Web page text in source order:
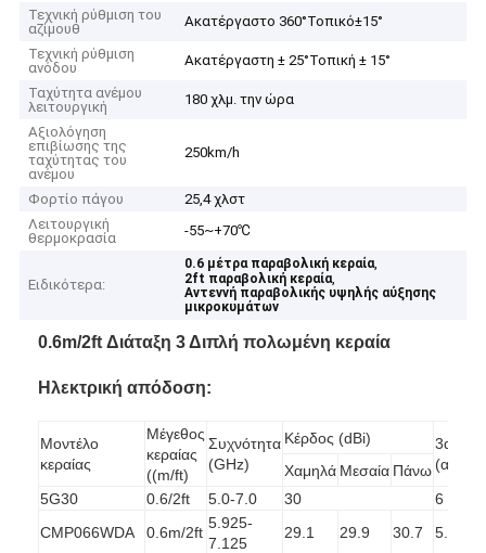
Τεχνική ρύθμιση του
αζίμουθ
Ακατέργαστο 360°Τοπικό±15°
Τεχνική ρύθμιση
ανόδου
Ακατέργαστη ± 25°Τοπική ± 15°
Ταχύτητα ανέμου
λειτουργική
180 χλμ. την ώρα
Αξιολόγηση
επιβίωσης της
ταχύτητας του
ανέμου
250km/h
Φορτίο πάγου
25,4 χλστ
Λειτουργική
θερμοκρασία
-55~+70℃
Ειδικότερα:
0.6 μέτρα παραβολική κεραία,
2ft παραβολική κεραία,
Αντεννή παραβολικής υψηλής αύξησης
μικροκυμάτων
0.6m/2ft Διάταξη 3 Διπλή πολωμένη κεραία
Ηλεκτρική απόδοση:
Μοντέλο
κεραίας
Μέγεθος
κεραίας
((m/ft)
Συχνότητα
(GHz)
Κέρδος (dBi)
3dB
Χαμηλά Μεσαία Πάνω
5G30
0.6/2ft 5.0-7.0 30
6
CMP066WDA
0.6m/2ft
5.925-
7.125
29.1 29.9 30.7
5.2